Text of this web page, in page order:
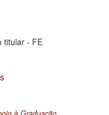
titular - FE